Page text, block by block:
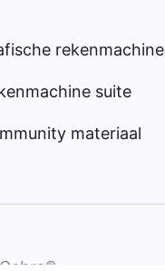
rekenmachine
suite
materiaal